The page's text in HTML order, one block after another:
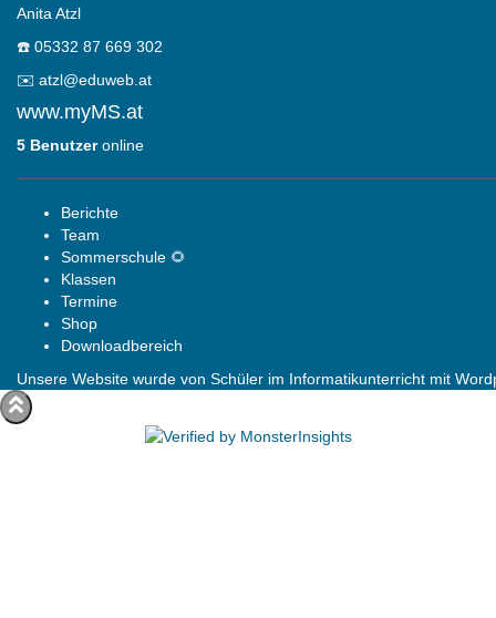
Anita Atzl
☎️ 05332 87 669 302
✉️ atzl@eduweb.at
www.myMS.at
5 Benutzeronline
Berichte
Team
Sommerschule 🌻
Klassen
Termine
Shop
Downloadbereich
Unsere Website wurde von Schüler im Informatikunterricht mit